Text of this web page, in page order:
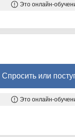
Это онлайн-
Спросить или
Это онлайн-